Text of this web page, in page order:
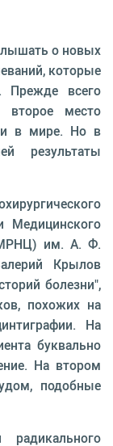
о новых
которые
Прежде всего
второе место
и в мире. Но в
результаты
Медицинского
(МРНЦ) им. А. Ф.
Крылов
болезни",
похожих на
На
буквально
На втором
подобные